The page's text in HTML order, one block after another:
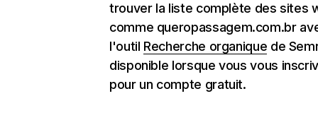
trouver la liste complète des sites
comme queropassagem.com.br
l'outil Recherche organique de
disponible lorsque vous vous
pour un compte gratuit.